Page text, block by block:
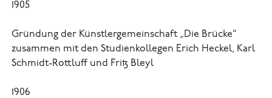
1905
Gründung der Künstlergemeinschaft „Die Brücke“
zusammen mit den Studienkollegen Erich Heckel, Karl
Schmidt-Rottluff und Fritz Bleyl
1906